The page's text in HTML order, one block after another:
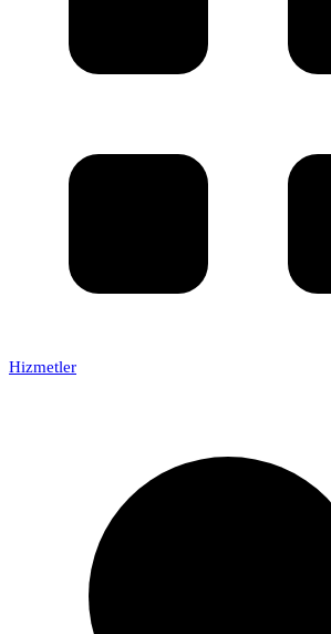
Hizmetler